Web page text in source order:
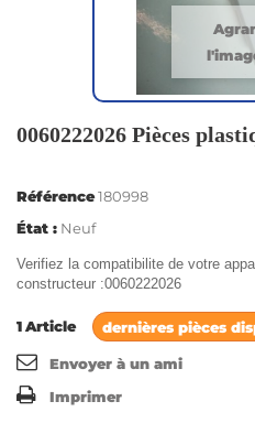
0060222026 Pièces
Référence180998
État : Neuf
Verifiez la compatibilite de votre
constructeur :0060222026
1Article dernières pièces
Envoyer à un ami
Imprimer